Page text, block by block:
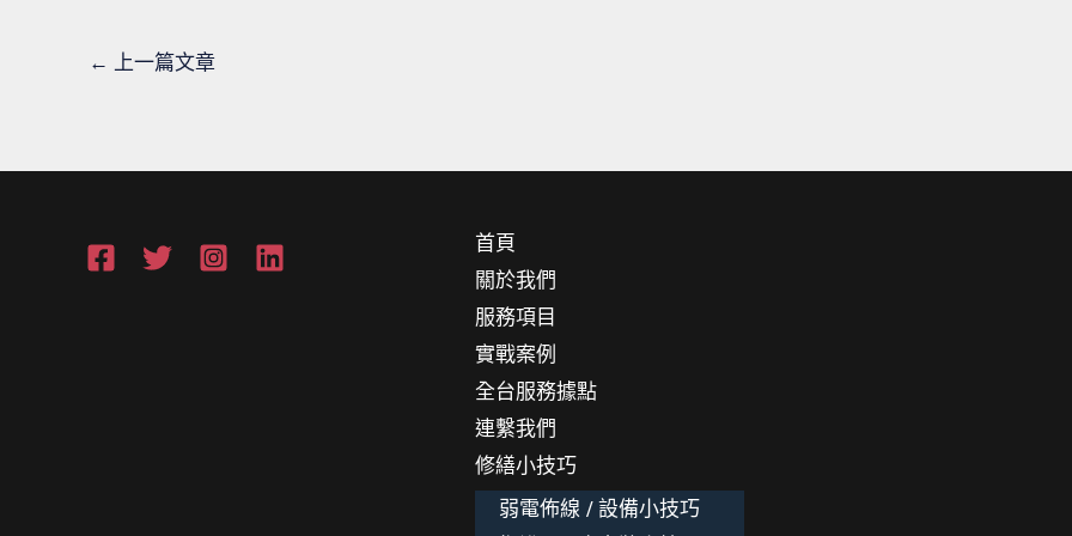
← 上一篇文章
首頁
關於我們
服務項目
實戰案例
全台服務據點
連繫我們
修繕小技巧
弱電佈線 / 設備小技巧